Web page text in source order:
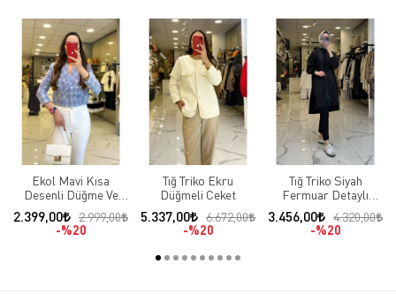
Ekol Mavi Kısa
Desenli Düğme Ve
Cep Detaylı Blazer
Ceket
2.399,00
2.999,00
%20
Tığ Triko Ekru
Düğmeli Ceket
5.337,00
6.672,00
%20
Tığ Triko Siyah
Fermuar Detaylı
Çıtçıtlı Ceket
3.456,00
4.320,00
%20